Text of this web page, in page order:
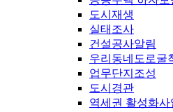
도시재생
실태조사
건설공사알림
우리동네도로굴
업무단지조성
도시경관
역세권 활성화사